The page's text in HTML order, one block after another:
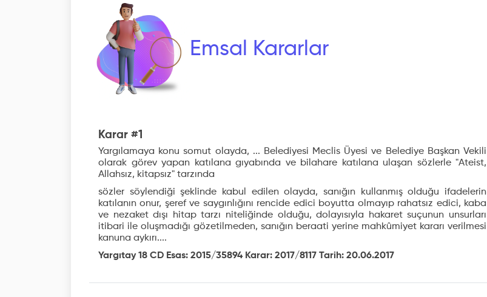
Emsal Kararlar
Karar #1
Yargılamaya konu somut olayda, ... Belediyesi Meclis Üyesi ve Belediye Başkan Vekili
olarak görev yapan katılana gıyabında ve bilahare katılana ulaşan sözlerle "Ateist,
Allahsız, kitapsız" tarzında
sözler söylendiği şeklinde kabul edilen olayda, sanığın kullanmış olduğu ifadelerin
katılanın onur, şeref ve saygınlığını rencide edici boyutta olmayıp rahatsız edici, kaba
ve nezaket dışı hitap tarzı niteliğinde olduğu, dolayısıyla hakaret suçunun unsurları
itibari ile oluşmadığı gözetilmeden, sanığın beraati yerine mahkûmiyet kararı verilmesi
kanuna aykırı....
Yargıtay 18 CD Esas: 2015/35894 Karar: 2017/8117 Tarih: 20.06.2017